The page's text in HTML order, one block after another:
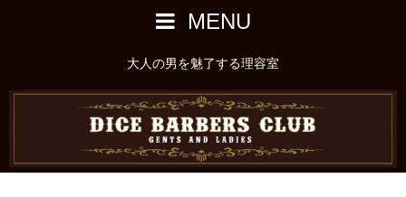
MENU
大人の男を魅了する理容室